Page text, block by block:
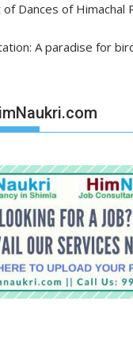
Dances of Himachal
A paradise for